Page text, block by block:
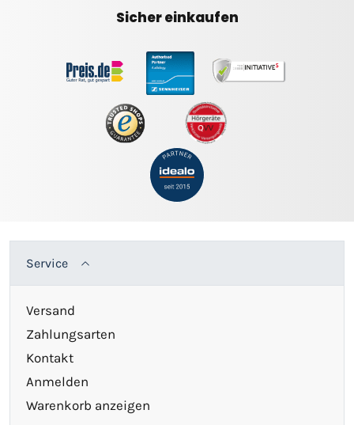
Sicher einkaufen
Service
Versand
Zahlungsarten
Kontakt
Anmelden
Warenkorb anzeigen